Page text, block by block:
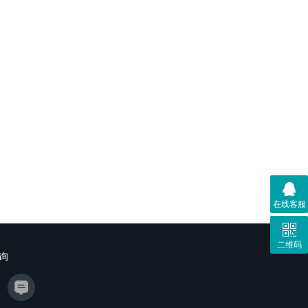
在线客服
二维码